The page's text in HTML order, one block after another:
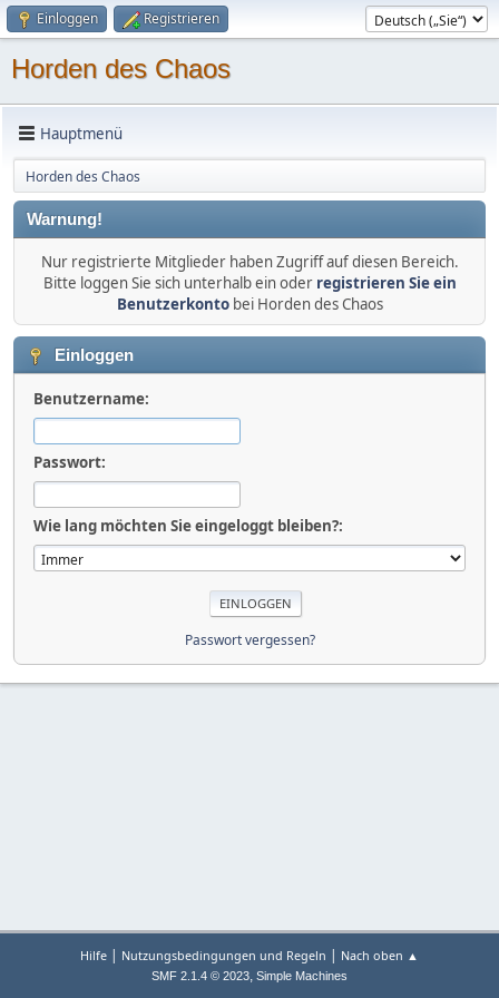
Einloggen Registrieren
Horden des Chaos
Hauptmenü
Horden des Chaos
Warnung!
Nur registrierte Mitglieder haben Zugriff auf diesen Bereich.
Bitte loggen Sie sich unterhalb ein oder registrieren Sie ein
Benutzerkontobei Horden des Chaos
Einloggen
Benutzername:
Passwort:
Wie lang möchten Sie eingeloggt bleiben?:
Passwort vergessen?
Hilfe | Nutzungsbedingungen und Regeln | Nach oben ▲
SMF 2.1.4 © 2023, Simple Machines